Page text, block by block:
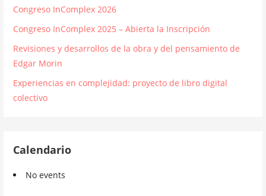
Congreso InComplex 2026
Congreso InComplex 2025 – Abierta la Inscripción
Revisiones y desarrollos de la obra y del pensamiento de
Edgar Morin
Experiencias en complejidad: proyecto de libro digital
colectivo
Calendario
No events